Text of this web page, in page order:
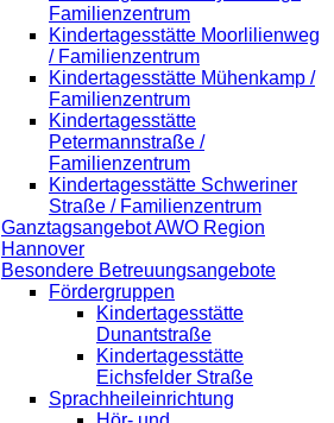
Familienzentrum
Kindertagesstätte Moorlilienweg
/ Familienzentrum
Kindertagesstätte Mühenkamp /
Familienzentrum
Kindertagesstätte
Petermannstraße /
Familienzentrum
Kindertagesstätte Schweriner
Straße / Familienzentrum
Ganztagsangebot AWO Region
Hannover
Besondere Betreuungsangebote
Fördergruppen
Kindertagesstätte
Dunantstraße
Kindertagesstätte
Eichsfelder Straße
Sprachheileinrichtung